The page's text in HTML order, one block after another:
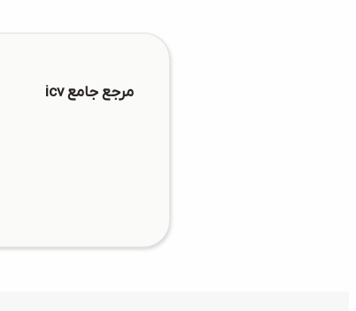
مرجع جامع icv